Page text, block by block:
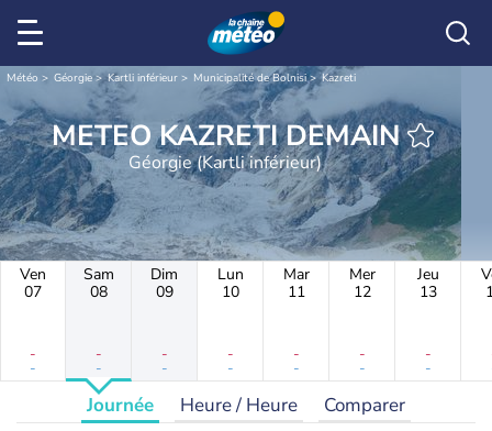
Météo Géorgie Kartli inférieur Municipalité de Bolnisi Kazreti
METEO KAZRETI DEMAIN
Géorgie (Kartli inférieur)
Ven
07
-
-
Sam
08
-
-
Dim
09
-
-
Lun
10
-
-
Mar
11
-
-
Mer
12
-
-
Jeu
13
-
-
Journée Heure / Heure Comparer